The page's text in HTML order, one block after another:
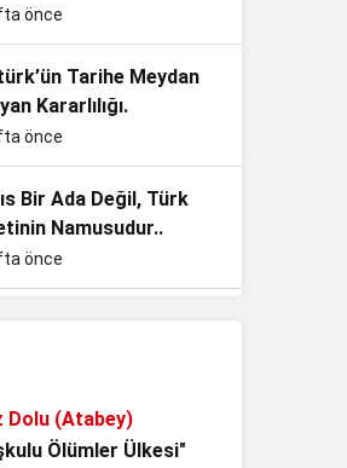
Büyük Zafer
önce
Tarihe Meydan
Kararlılığı.
önce
Bir Ada Değil, Türk
Namusudur..
önce
Evladının
Savaşı’nı
Dolu (Atabey)
Ölümler Ülkesi"